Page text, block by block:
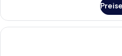
anzeigen
Doppelzimmer
zur
Einzelnutzung,